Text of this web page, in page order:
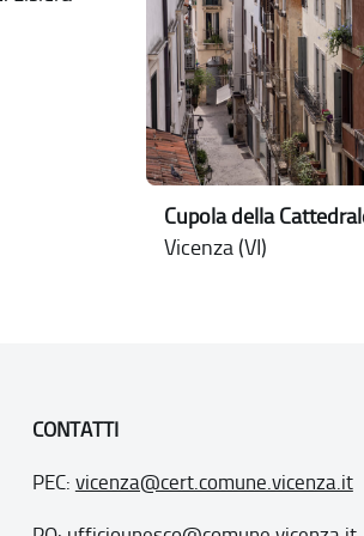
Cupola della
Vicenza (VI)
CONTATTI
PEC: vicenza@cert.comune.vicenza.it